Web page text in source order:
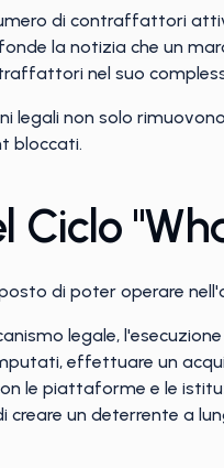
di contraffattori
la notizia che un
nel suo
legali non solo
bloccati.
Ciclo
di poter operare
legale,
effettuare un
le piattaforme e le
creare un deterrente a